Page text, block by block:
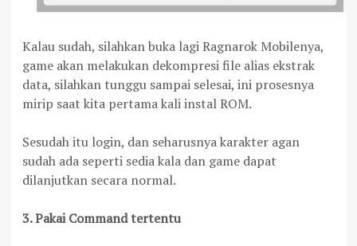
Kalau sudah, silahkan buka lagi Ragnarok Mobilenya,
game akan melakukan dekompresi file alias ekstrak
data, silahkan tunggu sampai selesai, ini prosesnya
mirip saat kita pertama kali instal ROM.
Sesudah itu login, dan seharusnya karakter agan
sudah ada seperti sedia kala dan game dapat
dilanjutkan secara normal.
3. Pakai Command tertentu